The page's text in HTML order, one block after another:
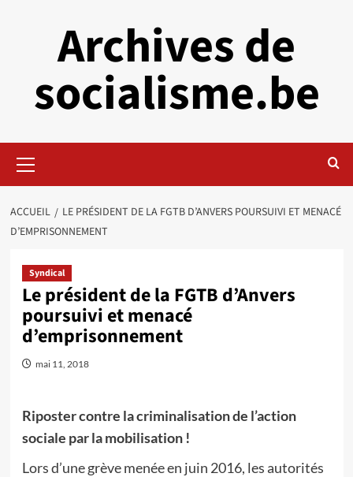
Archives de
socialisme.be
principal
ACCUEIL
LE PRÉSIDENT DE LA FGTB D’ANVERS POURSUIVI ET MENACÉ
D’EMPRISONNEMENT
Syndical
Le président de la FGTB d’Anvers
poursuivi et menacé
d’emprisonnement
mai 11, 2018
Riposter contre la criminalisation de l’action
sociale par la mobilisation !
Lors d’une grève menée en juin 2016, les autorités